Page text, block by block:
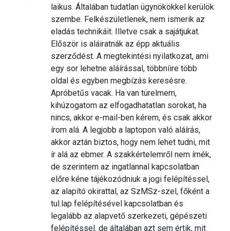
laikus. Általában tudatlan ügynökökkel kerülök
szembe. Felkészületlenek, nem ismerik az
eladás technikáit. Illetve csak a sajátjukat.
Először is aláiratnák az épp aktuális
szerződést. A megtekintési nyilatkozat, ami
egy sor lehetne aláírással, többníire több
oldal és egyben megbízás keresésre.
Apróbetűs vacak. Ha van türelmem,
kihúzogatom az elfogadhatatlan sorokat, ha
nincs, akkor e-mail-ben kérem, és csak akkor
írom alá. A legjobb a laptopon való aláírás,
akkor aztán biztos, hogy nem lehet tudni, mit
ír alá az ebmer. A szakkértelemről nem írnék,
de szerintem az ingatlannal kapcsolatban
előre kéne tájékozódniuk a jogi felépítéssel,
az alapító okirattal, az SzMSz-szel, főként a
tul.lap felépítésével kapcsolatban és
legalább az alapvető szerkezeti, gépészeti
felépítéssel. de általában azt sem értik, mit